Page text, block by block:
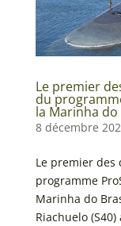
Le premier
du
la Marinha do
8 décembre
Le premier des
programme
Marinha do
Riachuelo